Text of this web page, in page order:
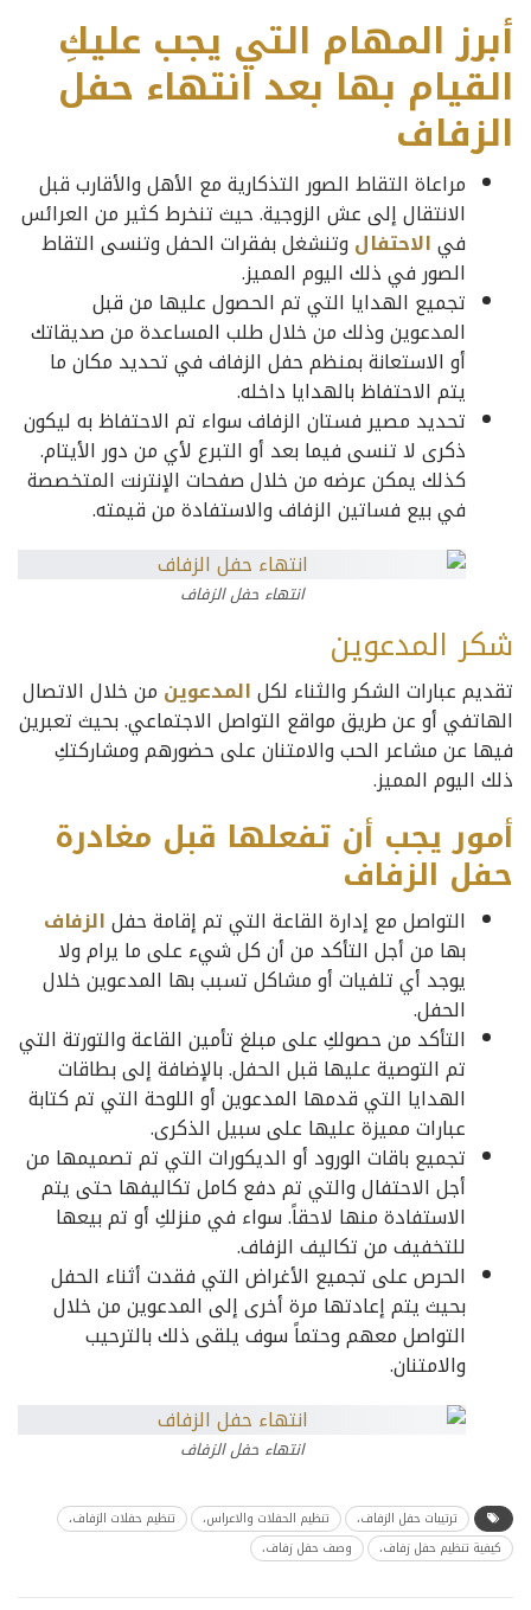
أبرز المهام التي يجب عليكِ
القيام بها بعد انتهاء حفل
الزفاف
مراعاة التقاط الصور التذكارية مع الأهل والأقارب قبل
الانتقال إلى عش الزوجية. حيث تنخرط كثير من العرائس
فيالاحتفال وتنشغل بفقرات الحفل وتنسى التقاط
الصور في ذلك اليوم المميز.
تجميع الهدايا التي تم الحصول عليها من قبل
المدعوين وذلك من خلال طلب المساعدة من صديقاتك
أو الاستعانة بمنظم حفل الزفاف في تحديد مكان ما
يتم الاحتفاظ بالهدايا داخله.
تحديد مصير فستان الزفاف سواء تم الاحتفاظ به ليكون
ذكرى لا تنسى فيما بعد أو التبرع لأي من دور الأيتام.
كذلك يمكن عرضه من خلال صفحات الإنترنت المتخصصة
في بيع فساتين الزفاف والاستفادة من قيمته.
انتهاء حفل الزفاف
شكر المدعوين
تقديم عبارات الشكر والثناء لكلالمدعوين من خلال الاتصال
الهاتفي أو عن طريق مواقع التواصل الاجتماعي. بحيث تعبرين
فيها عن مشاعر الحب والامتنان على حضورهم ومشاركتكِ
ذلك اليوم المميز.
أمور يجب أن تفعلها قبل مغادرة
حفل الزفاف
التواصل مع إدارة القاعة التي تم إقامة حفلالزفاف
بها من أجل التأكد من أن كل شيء على ما يرام ولا
يوجد أي تلفيات أو مشاكل تسبب بها المدعوين خلال
الحفل.
التأكد من حصولكِ على مبلغ تأمين القاعة والتورتة التي
تم التوصية عليها قبل الحفل. بالإضافة إلى بطاقات
الهدايا التي قدمها المدعوين أو اللوحة التي تم كتابة
عبارات مميزة عليها على سبيل الذكرى.
تجميع باقات الورود أو الديكورات التي تم تصميمها من
أجل الاحتفال والتي تم دفع كامل تكاليفها حتى يتم
الاستفادة منها لاحقاً. سواء في منزلكِ أو تم بيعها
للتخفيف من تكاليف الزفاف.
الحرص على تجميع الأغراض التي فقدت أثناء الحفل
بحيث يتم إعادتها مرة أخرى إلى المدعوين من خلال
التواصل معهم وحتماً سوف يلقى ذلك بالترحيب
والامتنان.
انتهاء حفل الزفاف
ترتيبات حفل الزفاف، تنظيم الحفلات والاعراس،
تنظيم حفلات الزفاف،
كيفية تنظيم حفل زفاف،
وصف حفل زفاف،